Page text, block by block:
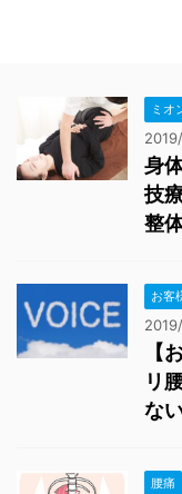
ミオ
身
技
整
お客
【
リ
な
腰痛